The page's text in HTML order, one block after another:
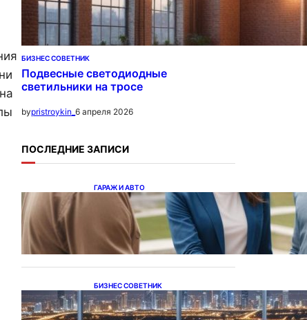
БИЗНЕС СОВЕТНИК
Подвесные светодиодные
светильники на тросе
bypristroykin_ 6 апреля 2026
ПОСЛЕДНИЕ ЗАПИСИ
ГАРАЖ И АВТО
Ипотека на новостройки
при оформлении
напрямую у застройщика
БИЗНЕС СОВЕТНИК
Каталог светодиодных
светильников и LED-